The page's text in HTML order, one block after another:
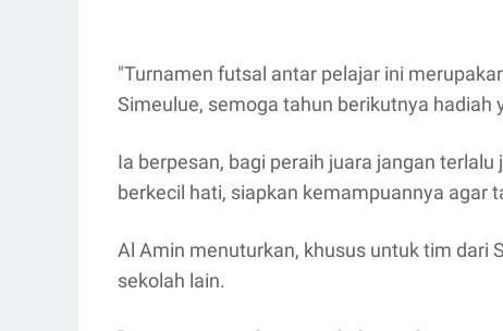
"Turnamen futsal antar pelajar ini
Simeulue, semoga tahun berikutnya hadiah
Ia berpesan, bagi peraih juara jangan
berkecil hati, siapkan kemampuannya agar
Al Amin menuturkan, khusus untuk tim dari
sekolah lain.